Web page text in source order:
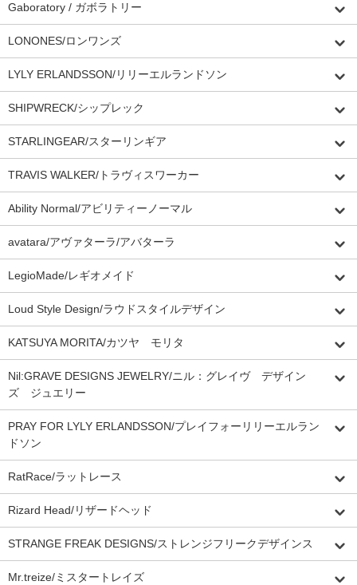
Gaboratory / ガボラトリー
LONONES/ロンワンズ
LYLY ERLANDSSON/リリーエルランドソン
SHIPWRECK/シップレック
STARLINGEAR/スターリンギア
TRAVIS WALKER/トラヴィスワーカー
Ability Normal/アビリティーノーマル
avatara/アヴァターラ/アバターラ
LegioMade/レギオメイド
Loud Style Design/ラウドスタイルデザイン
KATSUYA MORITA/カツヤ モリタ
Nil:GRAVE DESIGNS JEWELRY/ニル：グレイヴ デザイン
ズ ジュエリー
PRAY FOR LYLY ERLANDSSON/プレイフォーリリーエルラン
ドソン
RatRace/ラットレース
Rizard Head/リザードヘッド
STRANGE FREAK DESIGNS/ストレンジフリークデザインス
Mr.treize/ミスタートレイズ